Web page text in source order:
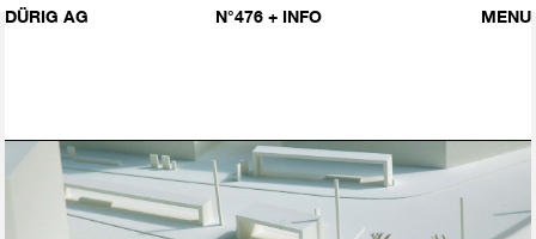
DÜRIG AG MENU
N°476 + INFO